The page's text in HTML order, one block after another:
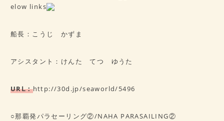
elow links
船長：こうじ かずま
アシスタント：けんた てつ ゆうた
URⅬ：http://30d.jp/seaworld/5496
○那覇発パラセーリング②/NAHA PARASAILING②